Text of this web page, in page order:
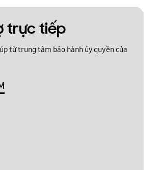
trực tiếp
từ trung tâm bảo hành ủy quyền của